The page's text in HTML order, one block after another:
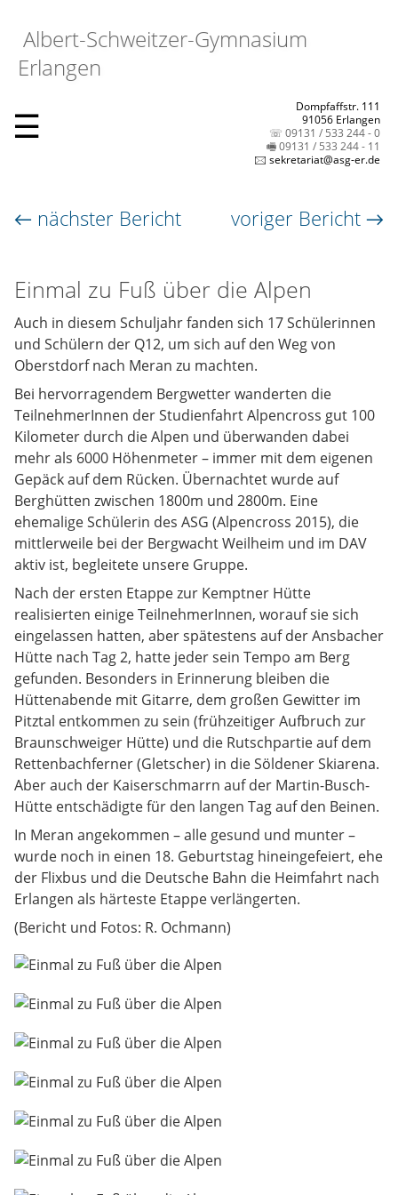
Albert-Schweitzer-Gymnasium
Erlangen
☰
Dompfaffstr. 111
91056 Erlangen
☏ 09131 / 533 244 - 0
🖷 09131 / 533 244 - 11
🖂 sekretariat@asg-er.de
← nächster Bericht voriger Bericht →
Einmal zu Fuß über die Alpen
Auch in diesem Schuljahr fanden sich 17 Schülerinnen
und Schülern der Q12, um sich auf den Weg von
Oberstdorf nach Meran zu machten.
Bei hervorragendem Bergwetter wanderten die
TeilnehmerInnen der Studienfahrt Alpencross gut 100
Kilometer durch die Alpen und überwanden dabei
mehr als 6000 Höhenmeter – immer mit dem eigenen
Gepäck auf dem Rücken. Übernachtet wurde auf
Berghütten zwischen 1800m und 2800m. Eine
ehemalige Schülerin des ASG (Alpencross 2015), die
mittlerweile bei der Bergwacht Weilheim und im DAV
aktiv ist, begleitete unsere Gruppe.
Nach der ersten Etappe zur Kemptner Hütte
realisierten einige TeilnehmerInnen, worauf sie sich
eingelassen hatten, aber spätestens auf der Ansbacher
Hütte nach Tag 2, hatte jeder sein Tempo am Berg
gefunden. Besonders in Erinnerung bleiben die
Hüttenabende mit Gitarre, dem großen Gewitter im
Pitztal entkommen zu sein (frühzeitiger Aufbruch zur
Braunschweiger Hütte) und die Rutschpartie auf dem
Rettenbachferner (Gletscher) in die Söldener Skiarena.
Aber auch der Kaiserschmarrn auf der Martin-Busch-
Hütte entschädigte für den langen Tag auf den Beinen.
In Meran angekommen – alle gesund und munter –
wurde noch in einen 18. Geburtstag hineingefeiert, ehe
der Flixbus und die Deutsche Bahn die Heimfahrt nach
Erlangen als härteste Etappe verlängerten.
(Bericht und Fotos: R. Ochmann)